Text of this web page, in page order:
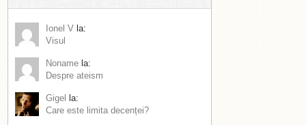
Ionel V la:
Visul
Noname la:
Despre ateism
Gigel
la:
Care este limita decenței?